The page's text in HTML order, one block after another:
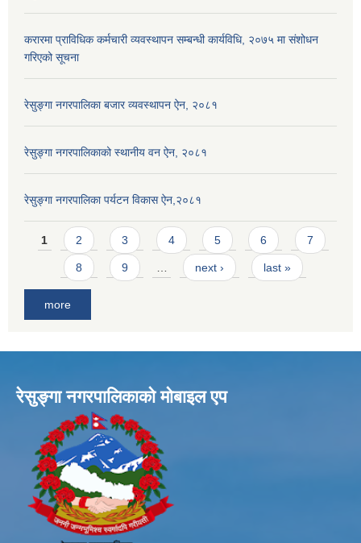
करारमा प्राविधिक कर्मचारी व्यवस्थापन सम्बन्धी कार्यविधि, २०७५ मा संशोधन
गरिएको सूचना
रेसुङ्गा नगरपालिका बजार व्यवस्थापन ऐन, २०८१
रेसुङ्गा नगरपालिकाको स्थानीय वन ऐन, २०८१
रेसुङ्गा नगरपालिका पर्यटन विकास ऐन,२०८१
Pages
1 2 3 4 5 6 7
8 9 next › last »
more
रेसुङ्गा नगरपालिकाकाे माेबाइल एप